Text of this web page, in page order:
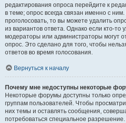
редактирования опроса перейдите к
в теме; опрос всегда связан именно с
проголосовать, то вы можете удалить
из вариантов ответа. Однако если кто-то
модераторы или администраторы могут
опрос. Это сделано для того, чтобы
ответов во время голосования.
Вернуться к началу
Почему мне недоступны некоторые
Некоторые форумы доступны только
группам пользователей. Чтобы
них темы и оставлять сообщения,
потребоваться специальное